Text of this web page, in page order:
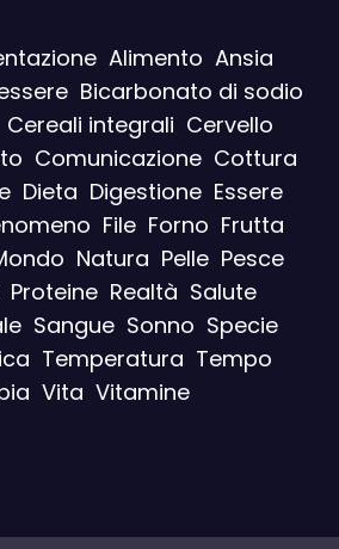
Alimento Ansia
Bicarbonato di sodio
Cereali integrali Cervello
Comunicazione Cottura
Dieta Digestione Essere
File Forno Frutta
Natura Pelle Pesce
Proteine Realtà Salute
Sangue Sonno Specie
Temperatura Tempo
Vita Vitamine